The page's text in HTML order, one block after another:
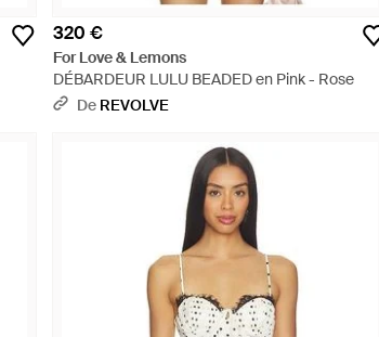
320 €
For Love & Lemons
DÉBARDEUR LULU BEADED en Pink - Rose
De REVOLVE